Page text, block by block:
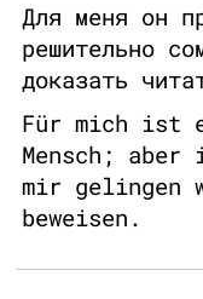
Для меня он
решительно
доказать
Für mich ist
Mensch;
mir gelingen
beweisen.